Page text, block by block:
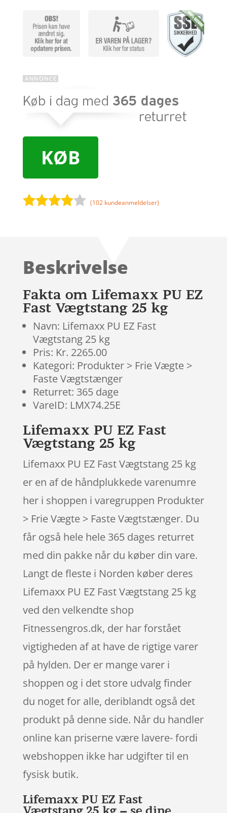
KØB
på
ømmels
er
(102 kundeanmeldelser)
Beskrivelse
Fakta om Lifemaxx PU EZ
Fast Vægtstang 25 kg
Navn: Lifemaxx PU EZ Fast
Vægtstang 25 kg
Pris: Kr. 2265.00
Kategori: Produkter > Frie Vægte >
Faste Vægtstænger
Returret: 365 dage
VareID: LMX74.25E
Lifemaxx PU EZ Fast
Vægtstang 25 kg
Lifemaxx PU EZ Fast Vægtstang 25 kg
er en af de håndplukkede varenumre
her i shoppen i varegruppen Produkter
> Frie Vægte > Faste Vægtstænger. Du
får også hele hele 365 dages returret
med din pakke når du køber din vare.
Langt de fleste i Norden køber deres
Lifemaxx PU EZ Fast Vægtstang 25 kg
ved den velkendte shop
Fitnessengros.dk, der har forstået
vigtigheden af at have de rigtige varer
på hylden. Der er mange varer i
shoppen og i det store udvalg finder
du noget for alle, deriblandt også det
produkt på denne side. Når du handler
online kan priserne være lavere- fordi
webshoppen ikke har udgifter til en
fysisk butik.
Lifemaxx PU EZ Fast
Vægtstang 25 kg – se dine